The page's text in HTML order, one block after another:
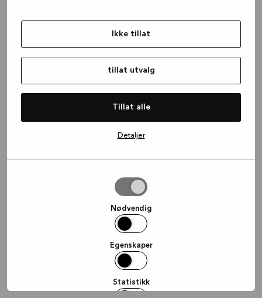
Ikke tillat
tillat utvalg
Tillat alle
Detaljer
Nødvendig
Egenskaper
Statistikk
(see the browser console for more
information).